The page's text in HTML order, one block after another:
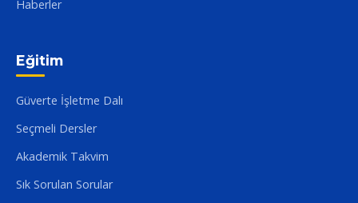
Haberler
Eğitim
Güverte İşletme Dalı
Seçmeli Dersler
Akademik Takvim
Sık Sorulan Sorular